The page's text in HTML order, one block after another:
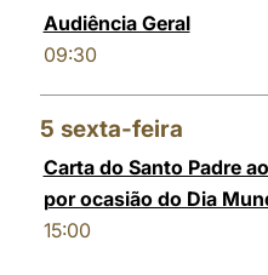
Audiência Geral
09:30
5 sexta-feira
Carta do Santo Padre
por ocasião do Dia
15:00